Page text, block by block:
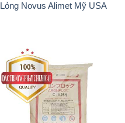
Lỏng Novus Alimet Mỹ USA